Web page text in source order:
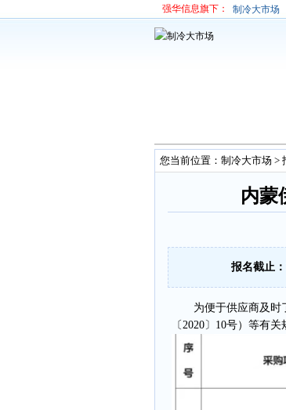
强华信息旗下： 制冷大市场
您当前位置： 制冷大市场 >
内蒙
报名截止：
为便于供应商及时了
〔2020〕10号）等有